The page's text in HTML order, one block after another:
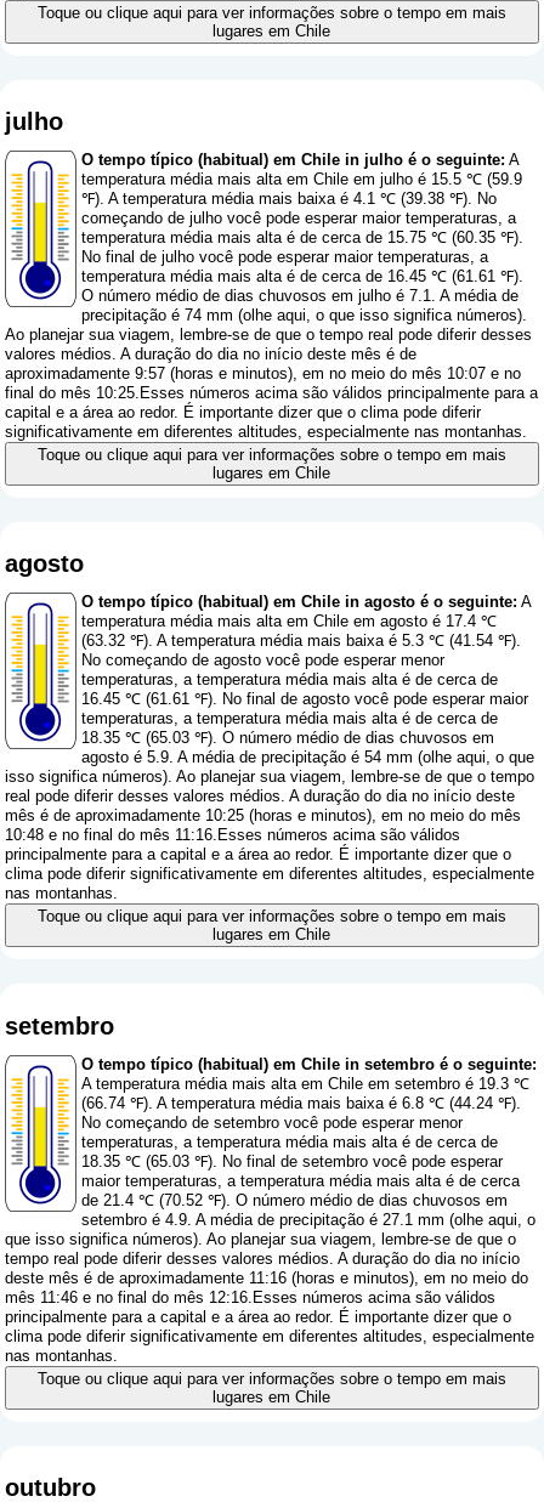
Toque ou clique aqui para ver informações sobre o tempo em mais
lugares em Chile
julho
O tempo típico (habitual) em Chile in julho é o seguinte: A
temperatura média mais alta em Chile em julho é 15.5 ℃ (59.9
℉). A temperatura média mais baixa é 4.1 ℃ (39.38 ℉). No
começando de julho você pode esperar maior temperaturas, a
temperatura média mais alta é de cerca de 15.75 ℃ (60.35 ℉).
No final de julho você pode esperar maior temperaturas, a
temperatura média mais alta é de cerca de 16.45 ℃ (61.61 ℉).
O número médio de dias chuvosos em julho é 7.1. A média de
precipitação é 74 mm (olhe aqui, o que isso significa números).
Ao planejar sua viagem, lembre-se de que o tempo real pode diferir desses
valores médios. A duração do dia no início deste mês é de
aproximadamente 9:57 (horas e minutos), em no meio do mês 10:07 e no
final do mês 10:25.Esses números acima são válidos principalmente para a
capital e a área ao redor. É importante dizer que o clima pode diferir
significativamente em diferentes altitudes, especialmente nas montanhas.
Toque ou clique aqui para ver informações sobre o tempo em mais
lugares em Chile
agosto
O tempo típico (habitual) em Chile in agosto é o seguinte: A
temperatura média mais alta em Chile em agosto é 17.4 ℃
(63.32 ℉). A temperatura média mais baixa é 5.3 ℃ (41.54 ℉).
No começando de agosto você pode esperar menor
temperaturas, a temperatura média mais alta é de cerca de
16.45 ℃ (61.61 ℉). No final de agosto você pode esperar maior
temperaturas, a temperatura média mais alta é de cerca de
18.35 ℃ (65.03 ℉). O número médio de dias chuvosos em
agosto é 5.9. A média de precipitação é 54 mm (olhe aqui, o que
isso significa números). Ao planejar sua viagem, lembre-se de que o tempo
real pode diferir desses valores médios. A duração do dia no início deste
mês é de aproximadamente 10:25 (horas e minutos), em no meio do mês
10:48 e no final do mês 11:16.Esses números acima são válidos
principalmente para a capital e a área ao redor. É importante dizer que o
clima pode diferir significativamente em diferentes altitudes, especialmente
nas montanhas.
Toque ou clique aqui para ver informações sobre o tempo em mais
lugares em Chile
setembro
O tempo típico (habitual) em Chile in setembro é o seguinte:
A temperatura média mais alta em Chile em setembro é 19.3 ℃
(66.74 ℉). A temperatura média mais baixa é 6.8 ℃ (44.24 ℉).
No começando de setembro você pode esperar menor
temperaturas, a temperatura média mais alta é de cerca de
18.35 ℃ (65.03 ℉). No final de setembro você pode esperar
maior temperaturas, a temperatura média mais alta é de cerca
de 21.4 ℃ (70.52 ℉). O número médio de dias chuvosos em
setembro é 4.9. A média de precipitação é 27.1 mm (olhe aqui, o
que isso significa números). Ao planejar sua viagem, lembre-se de que o
tempo real pode diferir desses valores médios. A duração do dia no início
deste mês é de aproximadamente 11:16 (horas e minutos), em no meio do
mês 11:46 e no final do mês 12:16.Esses números acima são válidos
principalmente para a capital e a área ao redor. É importante dizer que o
clima pode diferir significativamente em diferentes altitudes, especialmente
nas montanhas.
Toque ou clique aqui para ver informações sobre o tempo em mais
lugares em Chile
outubro